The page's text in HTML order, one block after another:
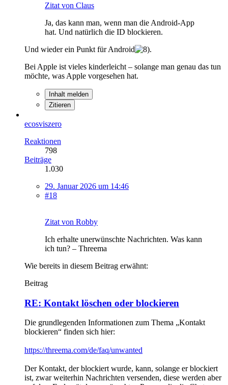
Zitat von Claus
Ja, das kann man, wenn man die Android-App
hat. Und natürlich die ID blockieren.
Und wieder ein Punkt für Android
.
Bei Apple ist vieles kinderleicht – solange man genau das tun
möchte, was Apple vorgesehen hat.
Inhalt melden
Zitieren
ecosviszero
Reaktionen
798
Beiträge
1.030
29. Januar 2026 um 14:46
#18
Zitat von Robby
Ich erhalte unerwünschte Nachrichten. Was kann
ich tun? – Threema
Wie bereits in diesem Beitrag erwähnt:
Beitrag
RE: Kontakt löschen oder blockieren
Die grundlegenden Informationen zum Thema „Kontakt
blockieren“ finden sich hier:
https://threema.com/de/faq/unwanted
Der Kontakt, der blockiert wurde, kann, solange er blockiert
ist, zwar weiterhin Nachrichten versenden, diese werden aber